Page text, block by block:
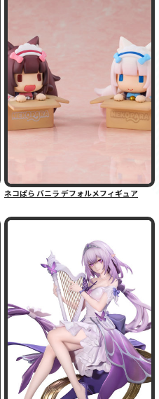
ネコぱら バニラ デフォルメフィギュア